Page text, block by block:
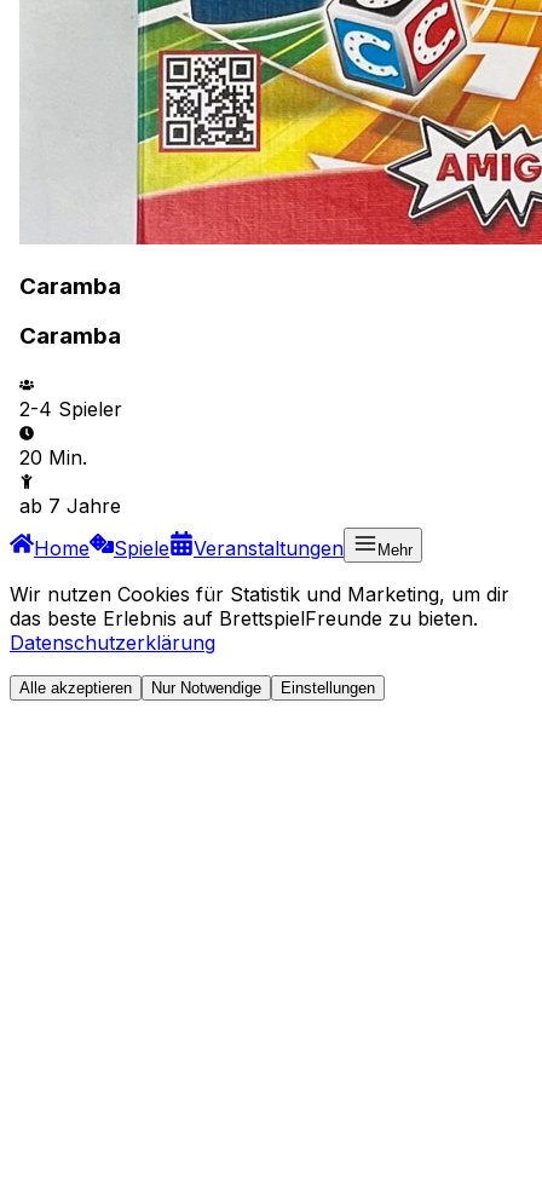
Caramba
Caramba
2-4 Spieler
20 Min.
ab 7 Jahre
Home
Spiele Veranstaltungen Mehr
Wir nutzen Cookies für Statistik und Marketing, um dir
das beste Erlebnis auf BrettspielFreunde zu bieten.
Datenschutzerklärung
Alle akzeptieren Nur Notwendige Einstellungen